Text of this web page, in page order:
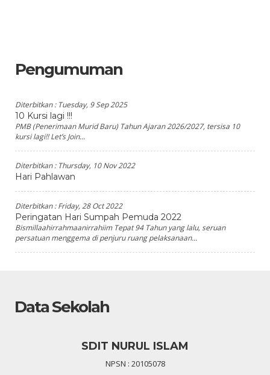
Pengumuman
Diterbitkan : Tuesday, 9 Sep 2025
10 Kursi lagi !!!
PMB (Penerimaan Murid Baru) Tahun Ajaran 2026/2027, tersisa 10
kursi lagi!! Let’s Join...
Diterbitkan : Thursday, 10 Nov 2022
Hari Pahlawan
Diterbitkan :Friday, 28 Oct 2022
Peringatan Hari Sumpah Pemuda 2022
Bismillaahirrahmaanirrahiim Tepat 94 Tahun yang lalu, seruan
persatuan menggema di penjuru ruang pelaksanaan...
Data Sekolah
SDIT NURUL ISLAM
NPSN : 20105078